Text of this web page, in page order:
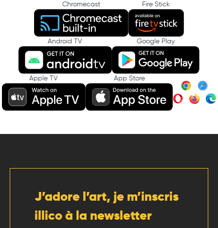
Chromecast Fire Stick
Android TV Google Play
Apple TV App Store
J’adore l’art, je m’inscris
illico à la newsletter